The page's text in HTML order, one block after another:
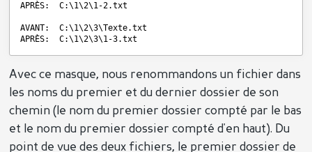
APRÈS:  C:\1\2\1-2.txt
AVANT:  C:\1\2\3\Texte.txt
APRÈS:  C:\1\2\3\1-3.txt
Avec ce masque, nous renommandons un fichier dans
les noms du premier et du dernier dossier de son
chemin (le nom du premier dossier compté par le bas
et le nom du premier dossier compté d'en haut). Du
point de vue des deux fichiers, le premier dossier de